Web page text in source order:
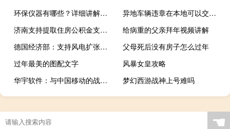
环保仪器有哪些？详细讲解各类环保仪器的使用方法
异地车辆违章在本地可以交罚款吗
济南支持提取住房公积金支付购房首付款
给病重的父亲拜年视频讲解
德国经济部：支持风电扩张成本“公平”分配
父母死后没有房子怎么过年
过年最美的图配文字
风暴女皇攻略
华宇软件：与中国移动的战略合作持续加深正着力加强本地合作
梦幻西游战神上号难吗
☚